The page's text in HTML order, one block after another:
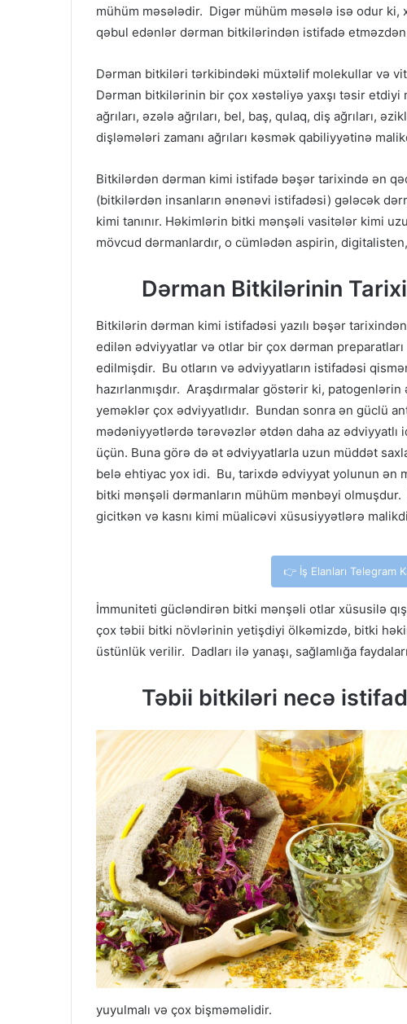
mühüm məsələdir. Digər mühüm məsələ isə odur ki,
qəbul edənlər dərman bitkilərindən istifadə
Dərman bitkiləri tərkibindəki müxtəlif molekullar və
Dərman bitkilərinin bir çox xəstəliyə yaxşı təsir etdiyi
ağrıları, əzələ ağrıları, bel, baş, qulaq, diş ağrıları,
dişləmələri zamanı ağrıları kəsmək qabiliyyətinə
Bitkilərdən dərman kimi istifadə bəşər tarixində ən
(bitkilərdən insanların ənənəvi istifadəsi) gələcək
kimi tanınır. Həkimlərin bitki mənşəli vasitələr kimi
mövcud dərmanlardır, o cümlədən aspirin,
Dərman Bitkilərinin Tarixi
Bitkilərin dərman kimi istifadəsi yazılı bəşər
edilən ədviyyatlar və otlar bir çox dərman
edilmişdir. Bu otların və ədviyyatların istifadəsi
hazırlanmışdır. Araşdırmalar göstərir ki,
yeməklər çox ədviyyatlıdır. Bundan sonra ən güclü
mədəniyyətlərdə tərəvəzlər ətdən daha az ədviyyatlı
üçün. Buna görə də ət ədviyyatlarla uzun müddət
belə ehtiyac yox idi. Bu, tarixdə ədviyyat yolunun
bitki mənşəli dərmanların mühüm mənbəyi
gicitkən və kasnı kimi müalicəvi xüsusiyyətlərə
👉 İş Elanları Telegram
İmmuniteti gücləndirən bitki mənşəli otlar xüsusilə
çox təbii bitki növlərinin yetişdiyi ölkəmizdə, bitki
üstünlük verilir. Dadları ilə yanaşı, sağlamlığa
Təbii bitkiləri necə
yuyulmalı və çox bişməməlidir.